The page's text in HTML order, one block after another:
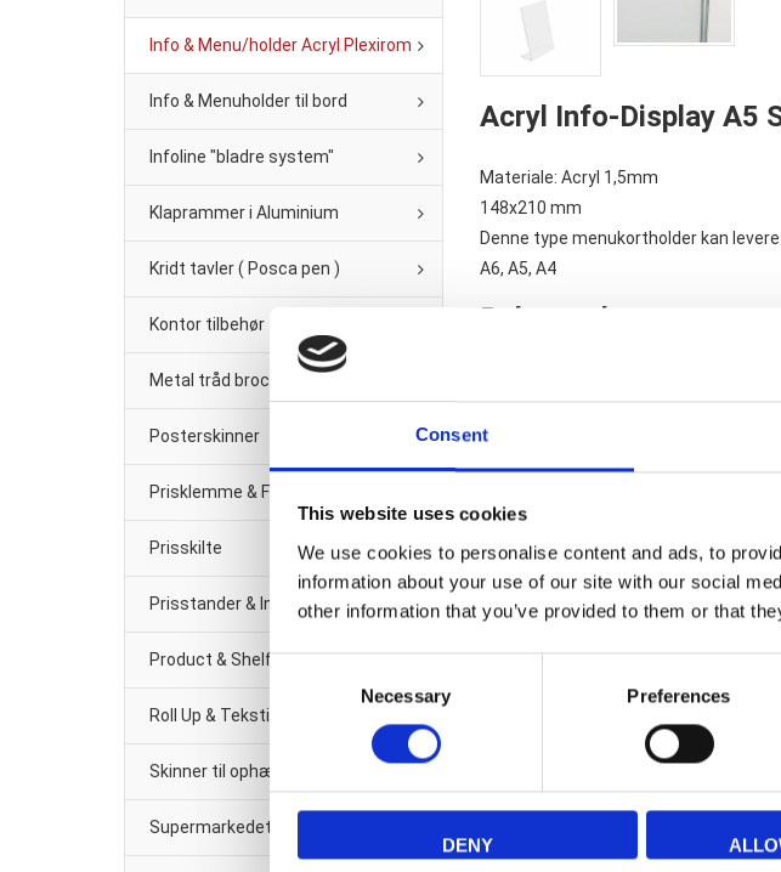
Consent
This website uses cookies
We use cookies to personalise content and ads, to
information about your use of our site with our social
other information that you’ve provided to them or that
Necessary Preferences
DENY
Acryl Info-Display A5
Materiale: Acryl 1,5mm
148x210 mm
Denne type menukortholder kan
A6, A5, A4
Relaterede varer
Info & Menu/holder Acryl Plexirom
Info & Menuholder til bord
Infoline "bladre system"
Klaprammer i Aluminium
Kridt tavler ( Posca pen )
Kontor tilbehør
Metal tråd brochure/Avis-holder
Posterskinner
Prisklemme & Fittings
Prisskilte
Prisstander & Info Sort Metal
Product & Shelf management
Roll Up & Tekstil banner
Skinner til ophæng
Supermarkedet & Købmand